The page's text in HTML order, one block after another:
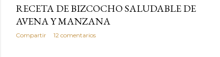
RECETA DE BIZCOCHO SALUDABLE DE
AVENA Y MANZANA
Compartir 12 comentarios